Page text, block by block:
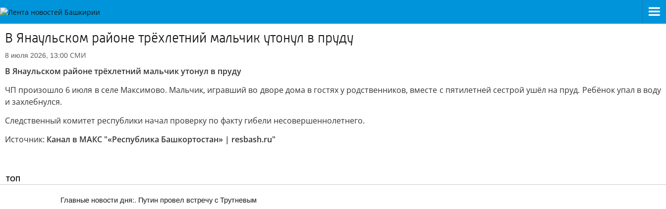
В Янаульском районе трёхлетний мальчик утонул в пруду
8 июля 2026, 13:00 СМИ
В Янаульском районе трёхлетний мальчик утонул в пруду
ЧП произошло 6 июля в селе Максимово. Мальчик, игравший во дворе дома в гостях у родственников, вместе с пятилетней сестрой ушёл на пруд. Ребёнок упал в воду
и захлебнулся.
Следственный комитет республики начал проверку по факту гибели несовершеннолетнего.
Источник: Канал в МАКС "«Республика Башкортостан» | resbash.ru"
ТОП
Главные новости дня:. Путин провел встречу с Трутневым